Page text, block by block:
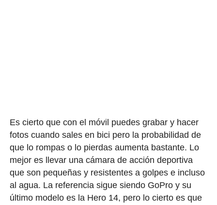
Es cierto que con el móvil puedes grabar y hacer
fotos cuando sales en bici pero la probabilidad de
que lo rompas o lo pierdas aumenta bastante. Lo
mejor es llevar una cámara de acción deportiva
que son pequeñas y resistentes a golpes e incluso
al agua. La referencia sigue siendo GoPro y su
último modelo es la Hero 14, pero lo cierto es que